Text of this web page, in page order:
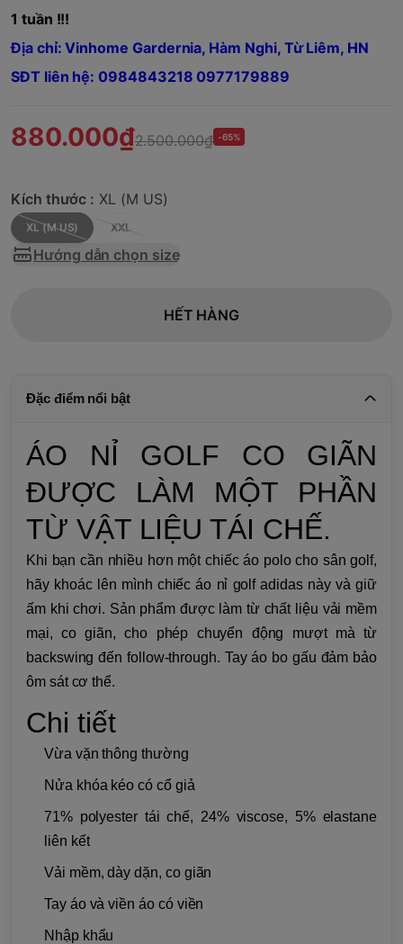
1 tuần !!!
Địa chỉ: Vinhome Gardernia, Hàm Nghi, Từ Liêm, HN
SĐT liên hệ: 0984843218 0977179889
880.000₫2.500.000₫ -65%
Kích thước : XL (M US)
XL (M US) XXL
Hướng dẫn chọn size
HẾT HÀNG
Đặc điểm nổi bật
ÁO NỈ GOLF CO GIÃN
ĐƯỢC LÀM MỘT PHẦN
TỪ VẬT LIỆU TÁI CHẾ.
Khi bạn cần nhiều hơn một chiếc áo polo cho sân golf,
hãy khoác lên mình chiếc áo nỉ golf adidas này và giữ
ấm khi chơi. Sản phẩm được làm từ chất liệu vải mềm
mại, co giãn, cho phép chuyển động mượt mà từ
backswing đến follow-through. Tay áo bo gấu đảm bảo
ôm sát cơ thể.
Chi tiết
Vừa vặn thông thường
Nửa khóa kéo có cổ giả
71% polyester tái chế, 24% viscose, 5% elastane
liên kết
Vải mềm, dày dặn, co giãn
Tay áo và viền áo có viền
Nhập khẩu